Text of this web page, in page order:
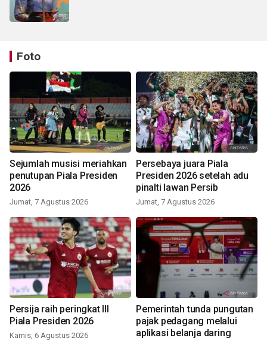
Foto
Sejumlah musisi meriahkan
penutupan Piala Presiden
2026
Jumat, 7 Agustus 2026
Persebaya juara Piala
Presiden 2026 setelah adu
pinalti lawan Persib
Jumat, 7 Agustus 2026
Persija raih peringkat III
Piala Presiden 2026
Kamis, 6 Agustus 2026
Pemerintah tunda pungutan
pajak pedagang melalui
aplikasi belanja daring